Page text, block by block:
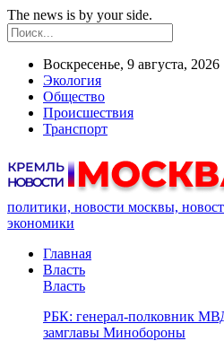
The news is by your side.
Воскресенье, 9 августа, 2026
Экология
Общество
Происшествия
Транспорт
политики, новости москвы,
экономики
Главная
Власть
Власть
РБК: генерал-полковник
замглавы Минобороны